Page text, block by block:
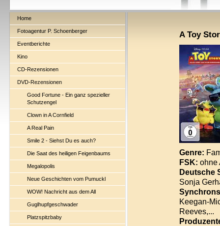
Home
Fotoagentur P. Schoenberger
Eventberichte
Kino
CD-Rezensionen
DVD-Rezensionen
Good Fortune - Ein ganz spezieller
Schutzengel
Clown in A Cornfield
A Real Pain
Smile 2 - Siehst Du es auch?
Die Saat des heiligen Feigenbaums
Megalopolis
Neue Geschichten vom Pumuckl
WOW! Nachricht aus dem All
Guglhupfgeschwader
Platzspitzbaby
A Toy
Genre:
FSK: ohne
Deutsche
Sonja
Keegan-
Reeves,...